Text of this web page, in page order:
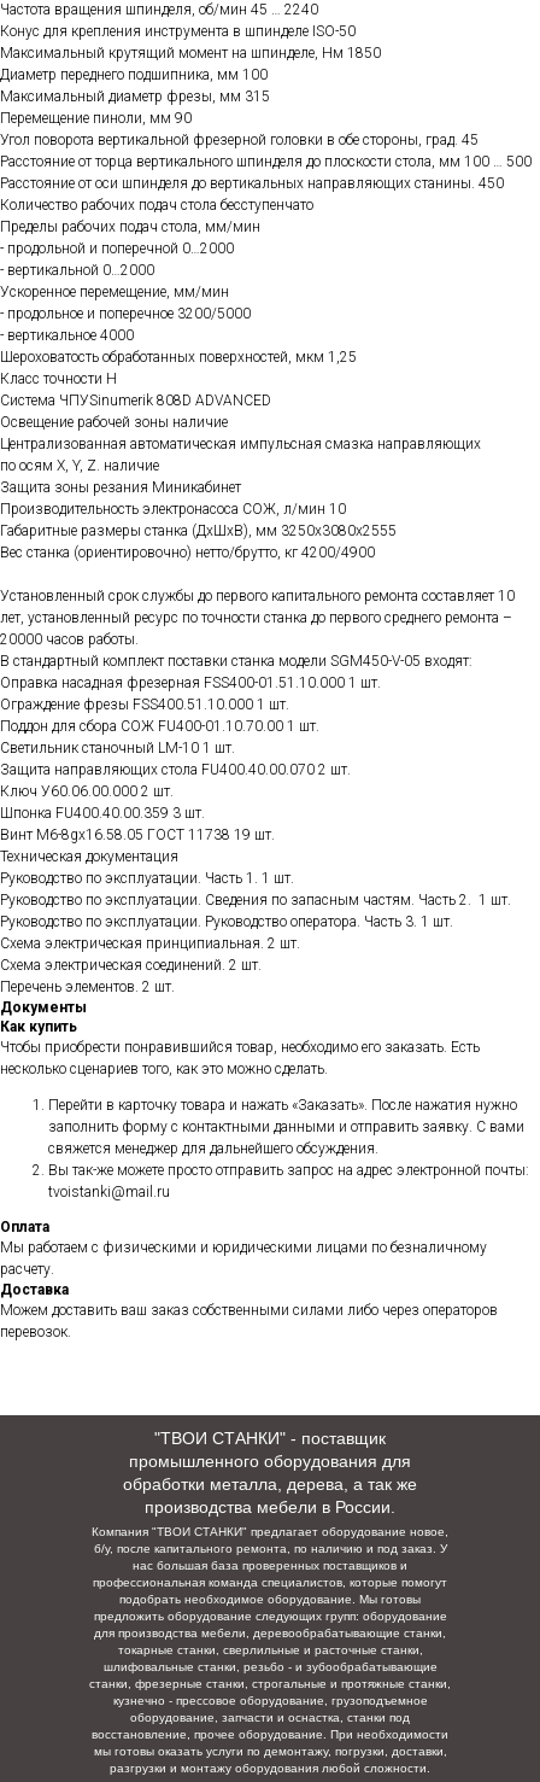
Частота вращения шпинделя, об/мин 45 … 2240
Конус для крепления инструмента в шпинделе ISO-50
Максимальный крутящий момент на шпинделе, Нм 1850
Диаметр переднего подшипника, мм 100
Максимальный диаметр фрезы, мм 315
Перемещение пиноли, мм 90
Угол поворота вертикальной фрезерной головки в обе стороны, град. 45
Расстояние от торца вертикального шпинделя до плоскости стола, мм 100 … 500
Расстояние от оси шпинделя до вертикальных направляющих станины. 450
Количество рабочих подач стола бесступенчато
Пределы рабочих подач стола, мм/мин
- продольной и поперечной 0…2000
- вертикальной 0…2000
Ускоренное перемещение, мм/мин
- продольное и поперечное 3200/5000
- вертикальное 4000
Шероховатость обработанных поверхностей, мкм 1,25
Класс точности Н
Система ЧПУSinumerik 808D ADVANCED
Освещение рабочей зоны наличие
Централизованная автоматическая импульсная смазка направляющих
по осям X, Y, Z. наличие
Защита зоны резания Миникабинет
Производительность электронасоса СОЖ, л/мин 10
Габаритные размеры станка (ДхШхВ), мм 3250х3080х2555
Вес станка (ориентировочно) нетто/брутто, кг 4200/4900
Установленный срок службы до первого капитального ремонта составляет 10
лет, установленный ресурс по точности станка до первого среднего ремонта –
20000 часов работы.
В стандартный комплект поставки станка модели SGM450-V-05 входят:
Оправка насадная фрезерная FSS400-01.51.10.000 1 шт.
Ограждение фрезы FSS400.51.10.000 1 шт.
Поддон для сбора СОЖ FU400-01.10.70.00 1 шт.
Светильник станочный LM-10 1 шт.
Защита направляющих стола FU400.40.00.070 2 шт.
Ключ У60.06.00.000 2 шт.
Шпонка FU400.40.00.359 3 шт.
Винт М6-8gx16.58.05 ГОСТ 11738 19 шт.
Техническая документация
Руководство по эксплуатации. Часть 1. 1 шт.
Руководство по эксплуатации. Сведения по запасным частям. Часть 2. 1 шт.
Руководство по эксплуатации. Руководство оператора. Часть 3. 1 шт.
Схема электрическая принципиальная. 2 шт.
Схема электрическая соединений. 2 шт.
Перечень элементов. 2 шт.
Документы
Как купить
Чтобы приобрести понравившийся товар, необходимо его заказать. Есть
несколько сценариев того, как это можно сделать.
Перейти в карточку товара и нажать «Заказать». После нажатия нужно
заполнить форму с контактными данными и отправить заявку. С вами
свяжется менеджер для дальнейшего обсуждения.
Вы так-же можете просто отправить запрос на адрес электронной почты:
tvoistanki@mail.ru
Оплата
Мы работаем с физическими и юридическими лицами по безналичному
расчету.
Доставка
Можем доставить ваш заказ собственными силами либо через операторов
перевозок.
"ТВОИ СТАНКИ" - поставщик
промышленного оборудования для
обработки металла, дерева, а так же
производства мебели в России.
Компания "ТВОИ СТАНКИ" предлагает оборудование новое,
б/у, после капитального ремонта, по наличию и под заказ. У
нас большая база проверенных поставщиков и
профессиональная команда специалистов, которые помогут
подобрать необходимое оборудование. Мы готовы
предложить оборудование следующих групп: оборудование
для производства мебели, деревообрабатывающие станки,
токарные станки, сверлильные и расточные станки,
шлифовальные станки, резьбо - и зубообрабатывающие
станки, фрезерные станки, строгальные и протяжные станки,
кузнечно - прессовое оборудование, грузоподъемное
оборудование, запчасти и оснастка, станки под
восстановление, прочее оборудование. При необходимости
мы готовы оказать услуги по демонтажу, погрузки,
доставки,
разгрузки и монтажу оборудования любой сложности.